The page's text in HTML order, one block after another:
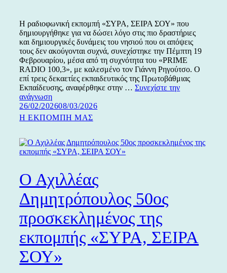
Η ραδιοφωνική εκπομπή «ΣΥΡΑ, ΣΕΙΡΑ ΣΟΥ» που
δημιουργήθηκε για να δώσει λόγο στις πιο δραστήριες
και δημιουργικές δυνάμεις του νησιού που οι απόψεις
τους δεν ακούγονται συχνά, συνεχίστηκε την Πέμπτη 19
Φεβρουαρίου, μέσα από τη συχνότητα του «PRIME
RADIO 100,3», με καλεσμένο τον Γιάννη Ρηγούτσο. Ο
επί τρεις δεκαετίες εκπαιδευτικός της Πρωτοβάθμιας
Εκπαίδευσης, αναφέρθηκε στην …Συνεχίστε την
ανάγνωσηΟ
Γιάννης
Ρηγούτσος
στην
«ΣΥΡΑ,
ΣΕΙΡΑ
Δημοσιεύτηκε
την
26/02/202608/03/2026
Κατηγορίες
Η ΕΚΠΟΜΠΗ ΜΑΣ
Ο Αχιλλέας
Δημητρόπουλος 50ος
προσκεκλημένος της
εκπομπής «ΣΥΡΑ, ΣΕΙΡΑ
ΣΟΥ»